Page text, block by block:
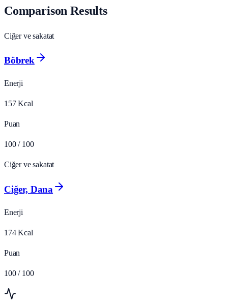
Comparison Results
Ciğer ve sakatat
Böbrek
Enerji
157 Kcal
Puan
100 / 100
Ciğer ve sakatat
Ciğer, Dana
Enerji
174 Kcal
Puan
100 / 100